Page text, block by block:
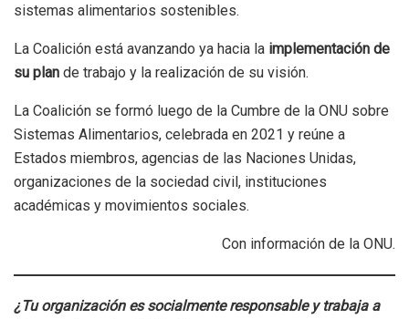
sistemas alimentarios sostenibles.
La Coalición está avanzando ya hacia la implementación de
su plan de trabajo y la realización de su visión.
La Coalición se formó luego de la Cumbre de la ONU sobre
Sistemas Alimentarios, celebrada en 2021 y reúne a
Estados miembros, agencias de las Naciones Unidas,
organizaciones de la sociedad civil, instituciones
académicas y movimientos sociales.
Con información de la ONU.
¿Tu organización es socialmente responsable y trabaja a